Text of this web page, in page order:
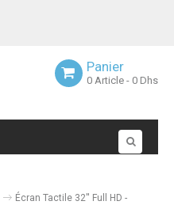
Panier
0 Article - 0 Dhs
Écran Tactile 32'' Full HD -